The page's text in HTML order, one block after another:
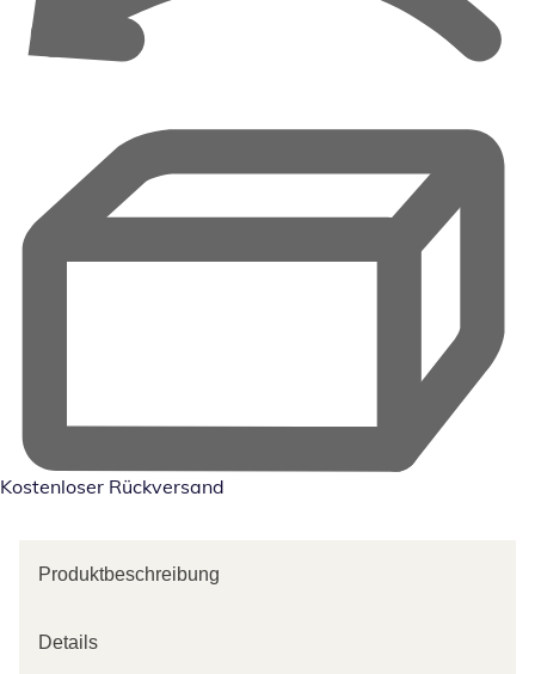
Kostenloser Rückversand
Produktbeschreibung
Details